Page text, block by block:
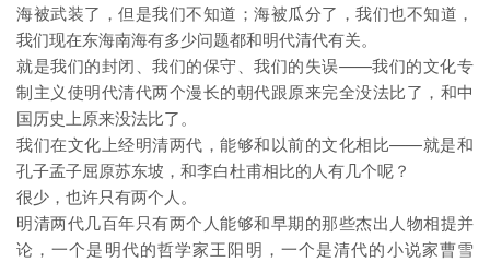
海被武装了，但是我们不知道；海被瓜分了，我们也不知道，
我们现在东海南海有多少问题都和明代清代有关。
就是我们的封闭、我们的保守、我们的失误——我们的文化专
制主义使明代清代两个漫长的朝代跟原来完全没法比了，和中
国历史上原来没法比了。
我们在文化上经明清两代，能够和以前的文化相比——就是和
孔子孟子屈原苏东坡，和李白杜甫相比的人有几个呢？
很少，也许只有两个人。
明清两代几百年只有两个人能够和早期的那些杰出人物相提并
论，一个是明代的哲学家王阳明，一个是清代的小说家曹雪